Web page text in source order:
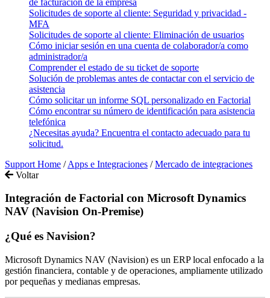
Solicitudes de soporte al cliente: Seguridad y privacidad -
MFA
Solicitudes de soporte al cliente: Eliminación de usuarios
Cómo iniciar sesión en una cuenta de colaborador/a como
administrador/a
Comprender el estado de su ticket de soporte
Solución de problemas antes de contactar con el servicio de
asistencia
Cómo solicitar un informe SQL personalizado en Factorial
Cómo encontrar su número de identificación para asistencia
telefónica
¿Necesitas ayuda? Encuentra el contacto adecuado para tu
solicitud.
Support Home / Apps e Integraciones / Mercado de integraciones
Voltar
Integración de Factorial con Microsoft Dynamics
NAV (Navision On-Premise)
¿Qué es Navision?
Microsoft Dynamics NAV (Navision) es un ERP local enfocado a la
gestión financiera, contable y de operaciones, ampliamente utilizado
por pequeñas y medianas empresas.